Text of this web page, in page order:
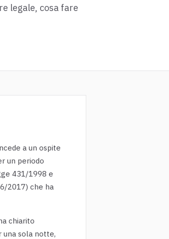
legale, cosa fare
a un ospite
un periodo
431/1998 e
2017) che ha
chiarito
una sola notte,